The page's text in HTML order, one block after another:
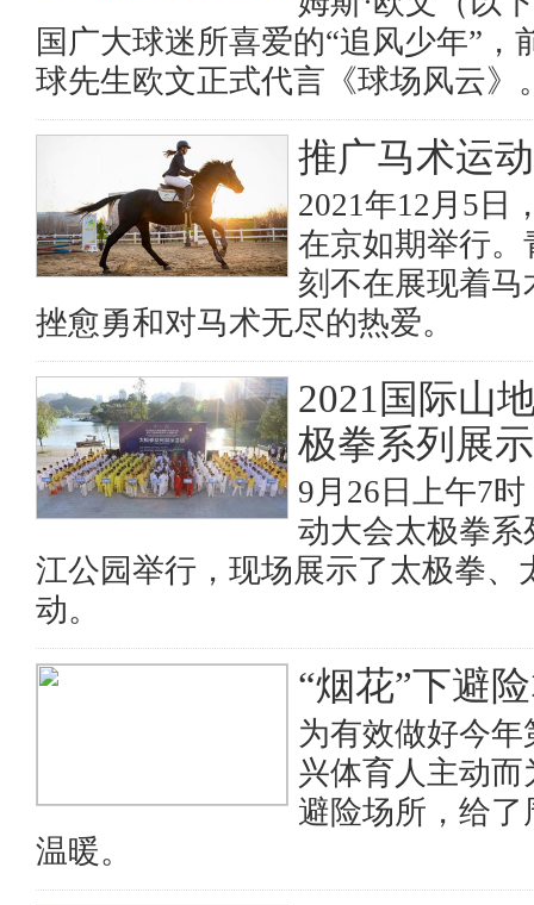
国广大球迷所喜爱的“追风少年”
球先生欧文正式代言《球场风云》
推广马术运
2021年12月5日
在京如期举行
刻不在展现着
挫愈勇和对马术无尽的热爱。
2021国际山
极拳系列展
9月26日上午7
动大会太极拳
江公园举行，现场展示了太极拳
动。
“烟花”下避
为有效做好今年
兴体育人主动
避险场所，给了
温暖。